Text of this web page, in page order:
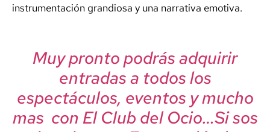
instrumentación grandiosa y una narrativa emotiva.
Muy pronto podrás adquirir
entradas a todos los
espectáculos, eventos y mucho
mas con El Club del Ocio…Si sos